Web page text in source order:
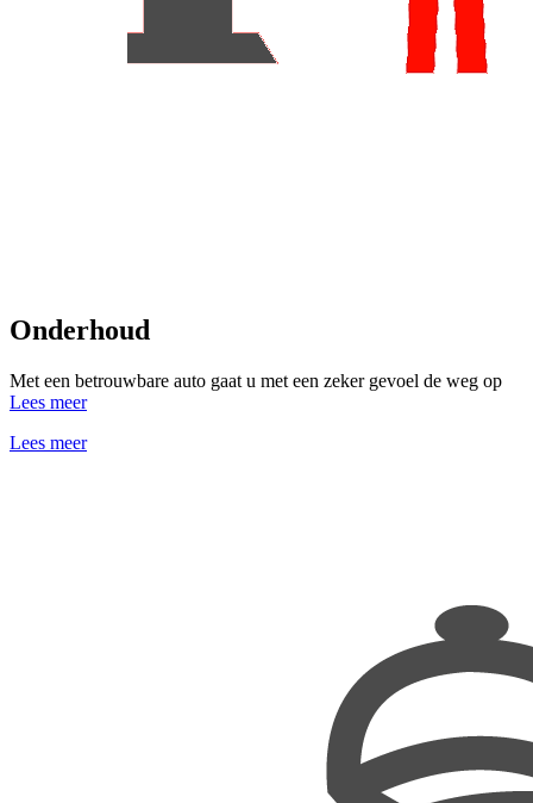
Onderhoud
Met een betrouwbare auto gaat u met een zeker gevoel de weg op
Lees meer
Lees meer